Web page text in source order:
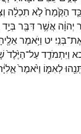
כַּ֤ד הַקֶּ֙מַח֙לֹ֣א תִכְלָ֔ה
יְהוָ֔ה אֲשֶׁ֥רדִּבֶּ֖ר בְּיַ֥ד
בְּנִֽי׃ יט וַיֹּ֥אמֶר
וַיִּתְמֹדֵ֤דעַל־הַיֶּ֙לֶד֙
לְאִמּ֑וֹ וַיֹּ֙אמֶר֙